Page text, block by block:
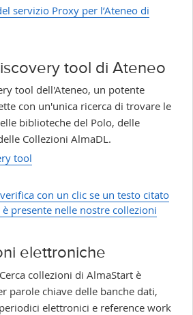
servizio Proxy per l’Ateneo di
tool di Ateneo
tool dell'Ateneo, un potente
con un'unica ricerca di trovare le
biblioteche del Polo, delle
Collezioni AlmaDL.
tool
con un clic se un testo citato
presente nelle nostre collezioni
elettroniche
collezioni di AlmaStart è
parole chiave delle banche dati,
elettronici e reference work